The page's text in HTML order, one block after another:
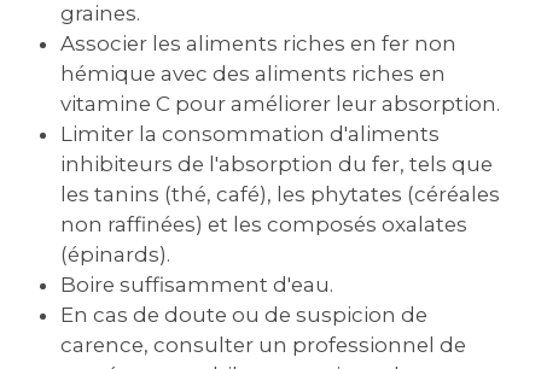
graines.
Associer les aliments riches en fer non
hémique avec des aliments riches en
vitamine C pour améliorer leur absorption.
Limiter la consommation d'aliments
inhibiteurs de l'absorption du fer‚ tels que
les tanins (thé‚ café)‚ les phytates (céréales
non raffinées) et les composés oxalates
(épinards).
Boire suffisamment d'eau.
En cas de doute ou de suspicion de
carence‚ consulter un professionnel de